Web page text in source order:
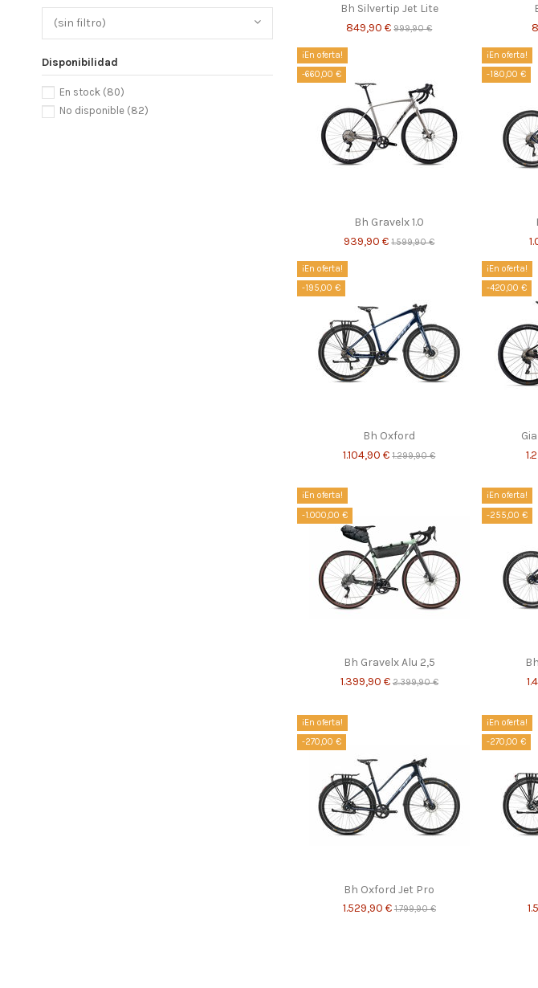
Bh Silvertip Jet Lite
849,90 €999,90 €
¡En oferta!
-660,00 €
Bh Gravelx 1.0
939,90 €1.599,90 €
¡En oferta!
-180,00 €
¡En oferta!
-195,00 €
Bh Oxford
1.104,90 €1.299,90 €
¡En oferta!
-420,00 €
¡En oferta!
-1.000,00 €
Bh Gravelx Alu 2,5
1.399,90 € 2.399,90 €
¡En oferta!
-255,00 €
¡En oferta!
-270,00 €
Bh Oxford Jet Pro
1.529,90 € 1.799,90 €
¡En oferta!
-270,00 €
(sin filtro)
Disponibilidad
En stock (80)
No disponible (82)